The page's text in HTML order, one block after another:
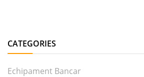
CATEGORIES
Echipament Bancar